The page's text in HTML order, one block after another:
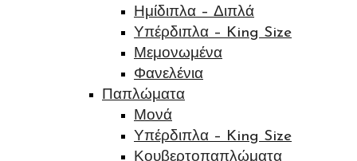
Ημίδιπλα – Διπλά
Υπέρδιπλα – King Size
Μεμονωμένα
Φανελένια
Παπλώματα
Μονά
Υπέρδιπλα – King Size
Κουβερτοπαπλώματα